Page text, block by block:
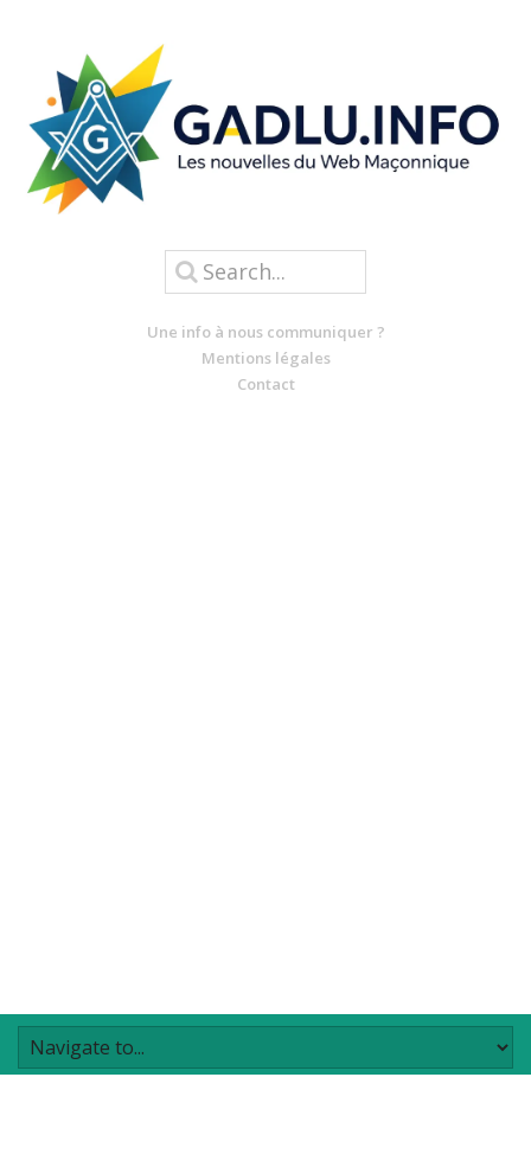
Une info à nous communiquer ?
Mentions légales
Contact